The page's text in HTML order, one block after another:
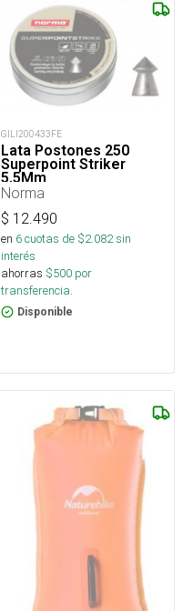
GILI200433FE
Lata Postones 250
Superpoint Striker
5,5Mm
Norma
$ 12.490
en 6cuotas de $2.082sin
interés
ahorras $500 por
transferencia.
Disponible